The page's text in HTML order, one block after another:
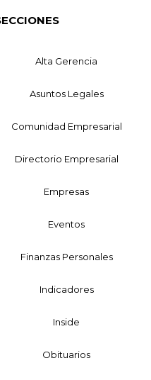
Alta Gerencia
Asuntos Legales
Comunidad Empresarial
Directorio Empresarial
Empresas
Eventos
Finanzas Personales
Indicadores
Inside
Obituarios